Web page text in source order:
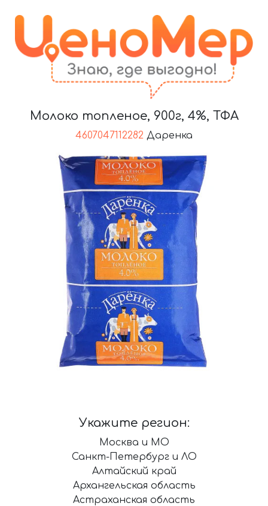
Молоко топленое, 900г, 4%, ТФА
4607047112282 Даренка
Укажите регион:
Москва и МО
Санкт-Петербург и ЛО
Алтайский край
Архангельская область
Астраханская область